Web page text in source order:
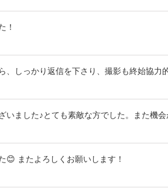
！
、しっかり返信を下さり、撮影も終始協力
ました♪とても素敵な方でした。また機会
😊 またよろしくお願いします！